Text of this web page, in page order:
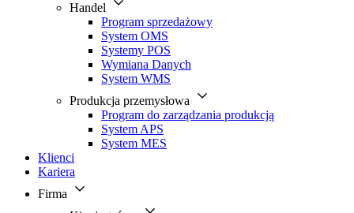
Handel
Program sprzedażowy
System OMS
Systemy POS
Wymiana Danych
System WMS
Produkcja przemysłowa
Program do zarządzania produkcją
System APS
System MES
Klienci
Kariera
Firma